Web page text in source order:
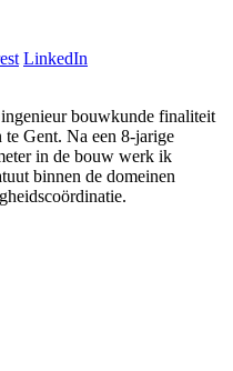
LinkedIn
bouwkunde finaliteit
Gent. Na een 8-jarige
in de bouw werk ik
binnen de domeinen